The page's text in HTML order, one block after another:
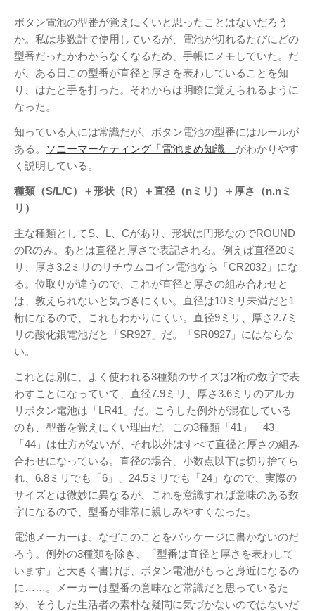
関心(87)
グルメ(14)
マーケティング(29)
文房具(11)
街歩き(34)
タグクラウド
FAB
FANDERSON
HTML Internet Explorer NHK
PayPal PHP Twitter
WebARENA SuiteX
YouTube
アフィリエイト アマゾン
カフェ
カレンダー
キャンペーン キヤノン
ギャラリー グッズ サ
ンダーバード ジェリ
ー・アンダーソン
スタイルシート ストリーミン
グ ソニー バージョンアップ ヒ
デヨシ ブルーレイ プラグ
イン
プリンタ プロップレプリカ
ムラタ有子 万年筆 上野毛 二子
玉川 修理 再開発 品薄 映画館
有効期限 東急電鉄 確定申告 米
沢
訃報 谷根千 通販サイト 障
害
アーカイブ
ボタン電池の型番が覚えにくいと思ったことはないだろう
か。私は歩数計で使用しているが、電池が切れるたびにどの
型番だったかわからなくなるため、手帳にメモしていた。だ
が、ある日この型番が直径と厚さを表わしていることを知
り、はたと手を打った。それからは明瞭に覚えられるように
なった。
知っている人には常識だが、ボタン電池の型番にはルールが
ある。
ソニーマーケティング「電池まめ知識」 がわかりやす
く説明している。
種類（S/L/C）＋形状（R）＋直径（nミリ）＋厚さ（n.nミ
リ）
主な種類としてS、L、Cがあり、形状は円形なのでROUND
のRのみ。あとは直径と厚さで表記される。例えば直径20ミ
リ、厚さ3.2ミリのリチウムコイン電池なら「CR2032」にな
る。位取りが違うので、これが直径と厚さの組み合わせと
は、教えられないと気づきにくい。直径は10ミリ未満だと1
桁になるので、これもわかりにくい。直径9ミリ、厚さ2.7ミ
リの酸化銀電池だと「SR927」だ。「SR0927」にはならな
い。
これとは別に、よく使われる3種類のサイズは2桁の数字で表
わすことになっていて、直径7.9ミリ、厚さ3.6ミリのアルカ
リボタン電池は「LR41」だ。こうした例外が混在している
のも、型番を覚えにくい理由だ。この3種類「41」「43」
「44」は仕方がないが、それ以外はすべて直径と厚さの組み
合わせになっている。直径の場合、小数点以下は切り捨てら
れ、6.8ミリでも「6」、24.5ミリでも「24」なので、実際の
サイズとは微妙に異なるが、これを意識すれば意味のある数
字になるので、型番が非常に親しみやすくなった。
電池メーカーは、なぜこのことをパッケージに書かないのだ
ろう。例外の3種類を除き、「型番は直径と厚さを表わして
います」と大きく書けば、ボタン電池がもっと身近になるの
に……。メーカーは型番の意味など常識だと思っているた
め、そうした生活者の素朴な疑問に気づかないのではないだ